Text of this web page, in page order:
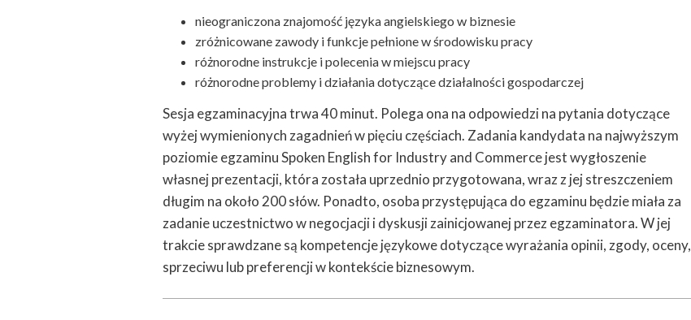
nieograniczona znajomość języka angielskiego w biznesie
zróżnicowane zawody i funkcje pełnione w środowisku pracy
różnorodne instrukcje i polecenia w miejscu pracy
różnorodne problemy i działania dotyczące działalności gospodarczej
Sesja egzaminacyjna trwa 40 minut. Polega ona na odpowiedzi na pytania dotyczące
wyżej wymienionych zagadnień w pięciu częściach. Zadania kandydata na najwyższym
poziomie egzaminu Spoken English for Industry and Commerce jest wygłoszenie
własnej prezentacji, która została uprzednio przygotowana, wraz z jej streszczeniem
długim na około 200 słów. Ponadto, osoba przystępująca do egzaminu będzie miała za
zadanie uczestnictwo w negocjacji i dyskusji zainicjowanej przez egzaminatora. W jej
trakcie sprawdzane są kompetencje językowe dotyczące wyrażania opinii, zgody, oceny,
sprzeciwu lub preferencji w kontekście biznesowym.